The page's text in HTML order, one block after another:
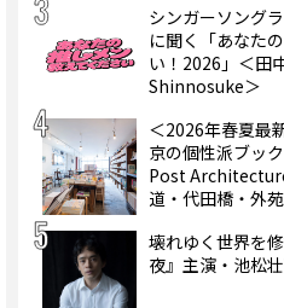
シンガーソング
に聞く「あなた
い！2026」＜田
Shinnosuke＞
＜2026年春夏最
京の個性派ブッ
Post
道・代田橋・外苑
壊れゆく世界を
夜』主演・池松